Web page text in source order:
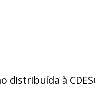
distribuída à